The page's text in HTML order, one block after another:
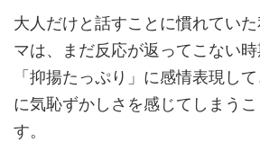
大人だけと話すことに慣れてい
マは、まだ反応が返ってこない
「抑揚たっぷり」に感情表現し
に気恥ずかしさを感じてしまう
す。